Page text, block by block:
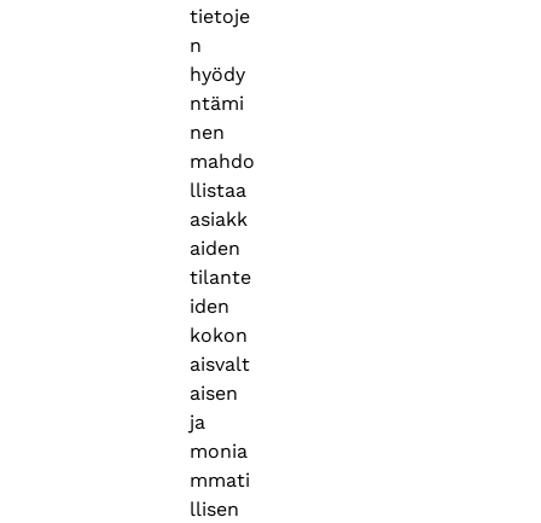
tietoje
n
hyödy
ntämi
nen
mahdo
llistaa
asiakk
aiden
tilante
iden
kokon
aisvalt
aisen
ja
monia
mmati
llisen